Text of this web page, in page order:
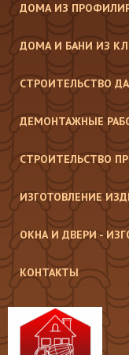
ДОМА ИЗ
ДОМА И БАНИ ИЗ
СТРОИТЕЛЬСТВО
ДЕМОНТАЖНЫЕ
СТРОИТЕЛЬСТВО
ИЗГОТОВЛЕНИЕ
ОКНА И ДВЕРИ -
КОНТАКТЫ